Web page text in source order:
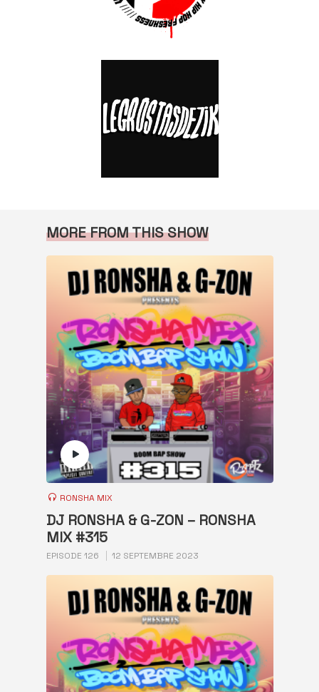
MORE FROM THIS SHOW
RONSHA MIX
DJ RONSHA & G-ZON – RONSHA
MIX #315
EPISODE 126 12 SEPTEMBRE 2023